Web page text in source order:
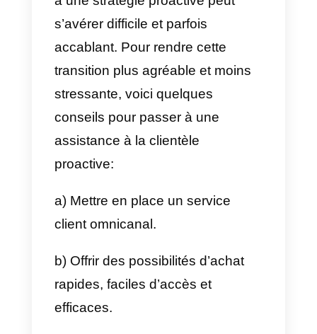
e) Encourager la croissance des
entreprises
f) Réduire le nombre de
demandes d’assistance.
En offrant un service
clients, votre entreprise sera le
consommateurs, car un service
proactif est synonyme d’une